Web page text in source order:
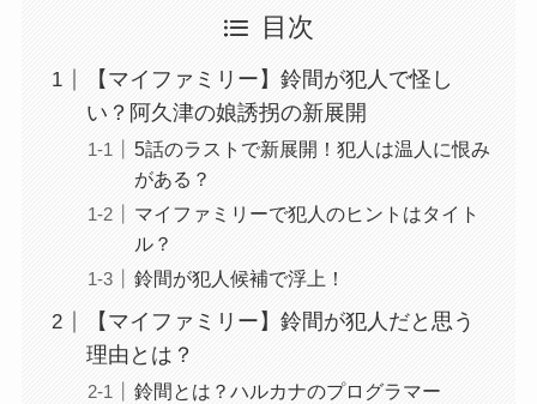
目次
【マイファミリー】鈴間が犯人で怪し
い？阿久津の娘誘拐の新展開
5話のラストで新展開！犯人は温人に恨み
がある？
マイファミリーで犯人のヒントはタイト
ル？
鈴間が犯人候補で浮上！
【マイファミリー】鈴間が犯人だと思う
理由とは？
鈴間とは？ハルカナのプログラマー